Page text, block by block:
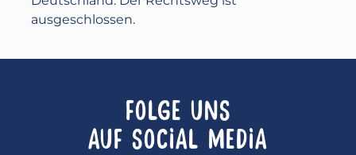
ausgeschlossen.
FOLGE UNS
AUF SOCIAL MEDIA